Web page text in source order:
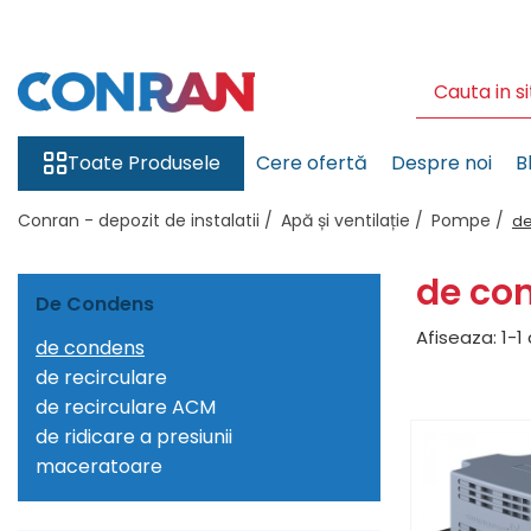
Toate Produsele
Fitinguri
de cupru
de PPR
de fontă zincată
de PEX | Everpro
de PEX | Rehau
de PEX | Everline
Țevi
Toate Produsele Cere ofertă Despre noi
Conran - depozit de instalatii / Apă și ventilație / Pompe /
de
De Condens
de condens
de recirculare
de recirculare ACM
de ridicare a presiunii
maceratoare
Afiseaza: 1-1